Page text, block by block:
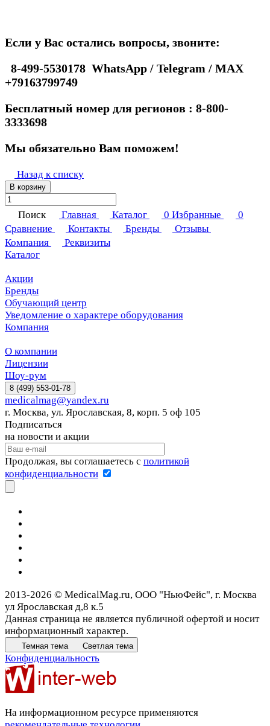
Если у Вас остались вопросы, звоните:
8-499-5530178 WhatsApp / Telegram / MAX
+79163799749
Бесплатный номер для регионов : 8-800-
3333698
Мы обязательно Вам поможем!
Назад к списку
В корзину
Поиск Главная Каталог 0 Избранные
0
Сравнение
Контакты Бренды
Отзывы
Компания
Реквизиты
Каталог
Акции
Бренды
Обучающий центр
Уведомление о характере оборудования
Компания
О компании
Лицензии
Шоу-рум
8 (499) 553-01-78
medicalmag@yandex.ru
г. Москва, ул. Ярославская, 8, корп. 5 оф 105
Подписаться
на новости и акции
Продолжая, вы соглашаетесь с политикой
конфиденциальности
2013-2026 © MedicalMag.ru, ООО "НьюФейс", г. Москва
ул Ярославская д,8 к.5
Данная страница не является публичной офертой и носит
информационный характер.
Темная тема Светлая тема
Конфиденциальность
На информационном ресурсе применяются